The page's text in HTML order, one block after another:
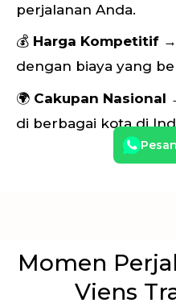
perjalanan Anda.
💰 Harga Kompetitif
dengan biaya yang
🌍 Cakupan Nasional
di berbagai kota di
Momen
Viens